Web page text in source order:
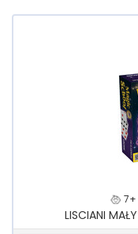
7+
LISCIANI